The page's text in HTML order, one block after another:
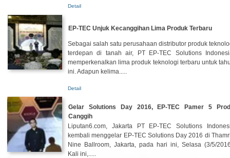
Gelar Solutions Day 2016, EP-TEC Pamer 5
Canggih
Liputan6.com, Jakarta PT EP-TEC Solutions
kembali menggelar EP-TEC Solutions Day 2016 di
Nine Ballroom, Jakarta, pada hari ini, Selasa (3/5/
Kali ini,.....
EP-TEC Unjuk Kecanggihan Lima Produk Terbaru
Sebagai salah satu perusahaan distributor produk
terdepan di tanah air, PT EP-TEC Solutions
memperkenalkan lima produk teknologi terbaru untuk
ini. Adapun kelima.....
Detail
Detail